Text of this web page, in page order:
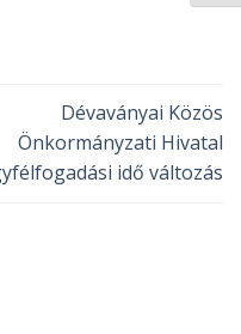
Dévaványai Közös
Önkormányzati Hivatal
idő változás